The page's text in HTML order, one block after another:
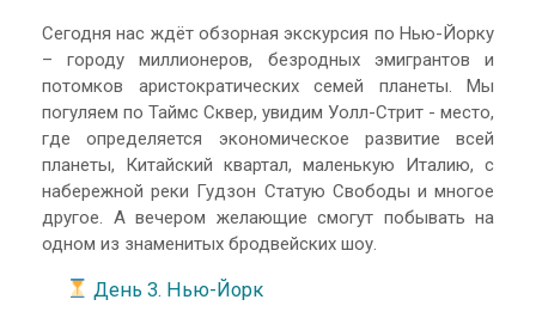
Сегодня нас ждёт обзорная экскурсия по Нью-Йорку
– городу миллионеров, безродных эмигрантов и
потомков аристократических семей планеты. Мы
погуляем по Таймс Сквер, увидим Уолл-Стрит - место,
где определяется экономическое развитие всей
планеты, Китайский квартал, маленькую Италию, с
набережной реки Гудзон Статую Свободы и многое
другое. А вечером желающие смогут побывать на
одном из знаменитых бродвейских шоу.
День 3. Нью-Йорк